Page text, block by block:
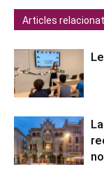
Articles